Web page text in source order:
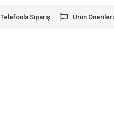
Telefonla Sipariş Ürün Önerileri